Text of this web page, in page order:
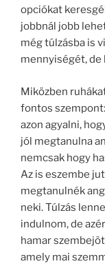
opciókat
jobbnál jobb
még túlzásba is
mennyiségét, de
Miközben
fontos
azon agyalni,
jól megtanulna
nemcsak hogy
Az is eszembe
megtanulnék
neki. Túlzás
indulnom, de
hamar
amely mai